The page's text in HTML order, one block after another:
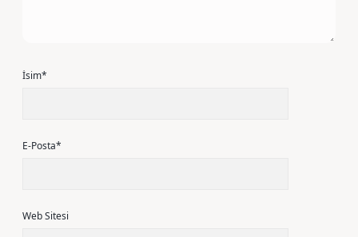
İsim*
E-Posta*
Web Sitesi